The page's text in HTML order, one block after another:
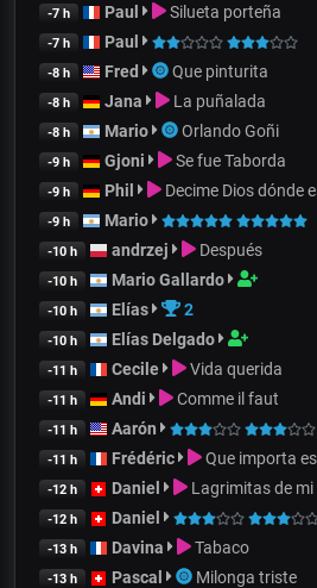
-7 h Paul Silueta porteña
-7 h Paul
-8 h Fred Que pinturita
-8 h Jana La puñalada
-8 h Mario Orlando Goñi
-9 h Gjoni Se fue Taborda
-9 h Phil Decime Dios dónde
-9 h Mario
-10 h andrzej Después
-10 h Mario Gallardo
-10 h Elías 2
-10 h Elías Delgado
-11 h Cecile Vida querida
-11 h Andi Comme il faut
-11 h Aarón
-11 h Frédéric Que importa
-12 h Daniel Lagrimitas de
-12 h Daniel
-13 h Davina Tabaco
-13 h Pascal Milonga triste